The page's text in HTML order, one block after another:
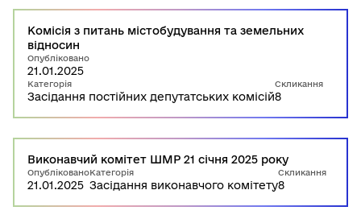
Комісія з питань містобудування та земельних
відносин
Опубліковано
21.01.2025
Категорія
Засідання постійних депутатських комісій
Скликання
8
Виконавчий комітет ШМР 21 січня 2025 року
Опубліковано
21.01.2025
Категорія
Засідання виконавчого комітету
Скликання
8